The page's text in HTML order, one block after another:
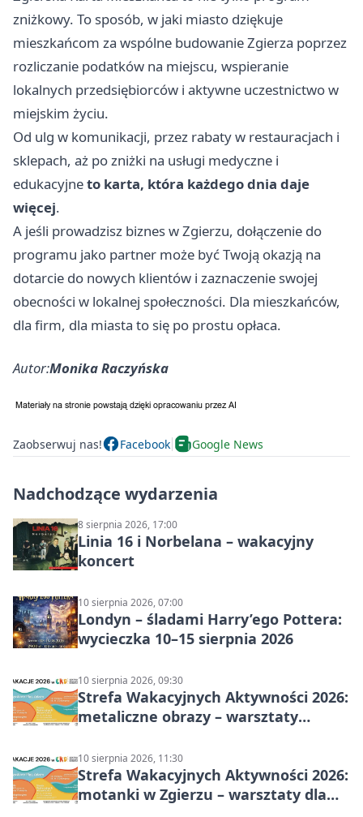
zniżkowy. To sposób, w jaki miasto dziękuje
mieszkańcom za wspólne budowanie Zgierza poprzez
rozliczanie podatków na miejscu, wspieranie
lokalnych przedsiębiorców i aktywne uczestnictwo w
miejskim życiu.
Od ulg w komunikacji, przez rabaty w restauracjach i
sklepach, aż po zniżki na usługi medyczne i
edukacyjneto karta, która każdego dnia daje
więcej.
A jeśli prowadzisz biznes w Zgierzu, dołączenie do
programu jako partner może być Twoją okazją na
dotarcie do nowych klientów i zaznaczenie swojej
obecności w lokalnej społeczności. Dla mieszkańców,
dla firm, dla miasta to się po prostu opłaca.
Autor:Monika Raczyńska
Zaobserwuj nas! Facebook Google News
Nadchodzące wydarzenia
8 sierpnia 2026, 17:00
Linia 16 i Norbelana – wakacyjny
koncert
10 sierpnia 2026, 07:00
Londyn – śladami Harry’ego Pottera:
wycieczka 10–15 sierpnia 2026
10 sierpnia 2026, 09:30
Strefa Wakacyjnych Aktywności 2026:
metaliczne obrazy – warsztaty
10 sierpnia 2026, 11:30
Strefa Wakacyjnych Aktywności 2026:
motanki w Zgierzu – warsztaty dla